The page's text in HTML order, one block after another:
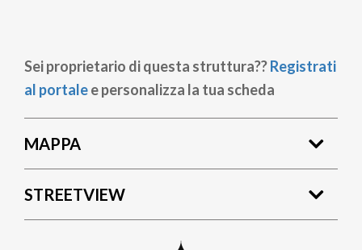
Sei proprietario di questa struttura??Registrati
al portalee personalizza la tua scheda
MAPPA
STREETVIEW